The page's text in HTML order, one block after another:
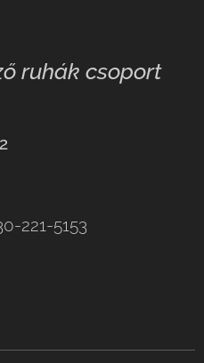
ruhák csoport
221-5153